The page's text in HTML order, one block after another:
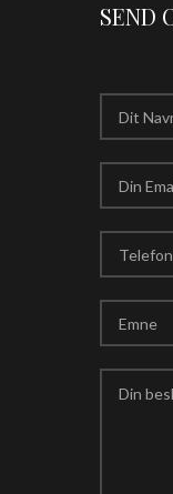
SEND